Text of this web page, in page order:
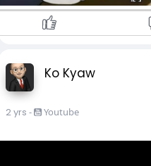
Ko Kyaw
2 yrs - Youtube